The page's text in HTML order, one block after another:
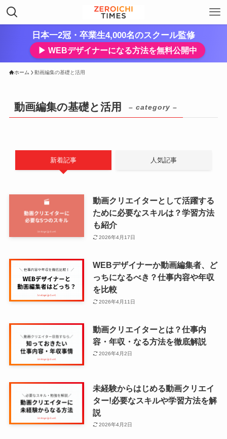
日本一2冠・卒業生4,000名のスクール監修
▶︎ WEBデザイナーになる方法を無料公開中
ホーム 動画編集の基礎と活用
動画編集の基礎と活用 – category –
新着記事 人気記事
動画クリエイターとして活躍する
ために必要なスキルは？学習方法
も紹介
2026年4月17日
WEBデザイナーか動画編集者、ど
っちになるべき？仕事内容や年収
を比較
2026年4月11日
動画クリエイターとは？仕事内
容・年収・なる方法を徹底解説
2026年4月2日
未経験からはじめる動画クリエイ
ター!必要なスキルや学習方法を解
説
2026年4月2日